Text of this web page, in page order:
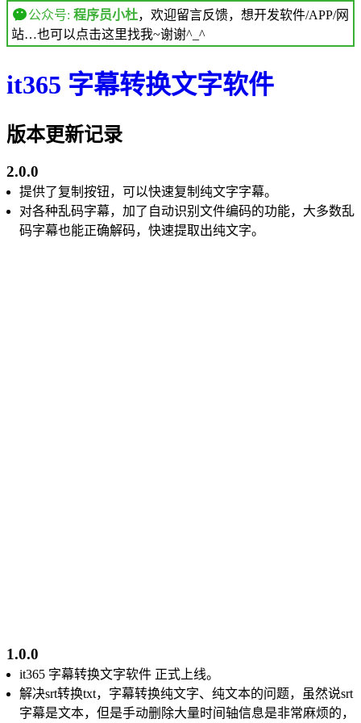
公众号: 程序员小杜，欢迎留言反馈，想开发软件/APP/网
站…也可以点击这里找我~谢谢^_^
it365 字幕转换文字软件
版本更新记录
2.0.0
提供了复制按钮，可以快速复制纯文字字幕。
对各种乱码字幕，加了自动识别文件编码的功能，大多数乱
码字幕也能正确解码，快速提取出纯文字。
1.0.0
it365 字幕转换文字软件 正式上线。
解决srt转换txt，字幕转换纯文字、纯文本的问题，虽然说srt
字幕是文本，但是手动删除大量时间轴信息是非常麻烦的，